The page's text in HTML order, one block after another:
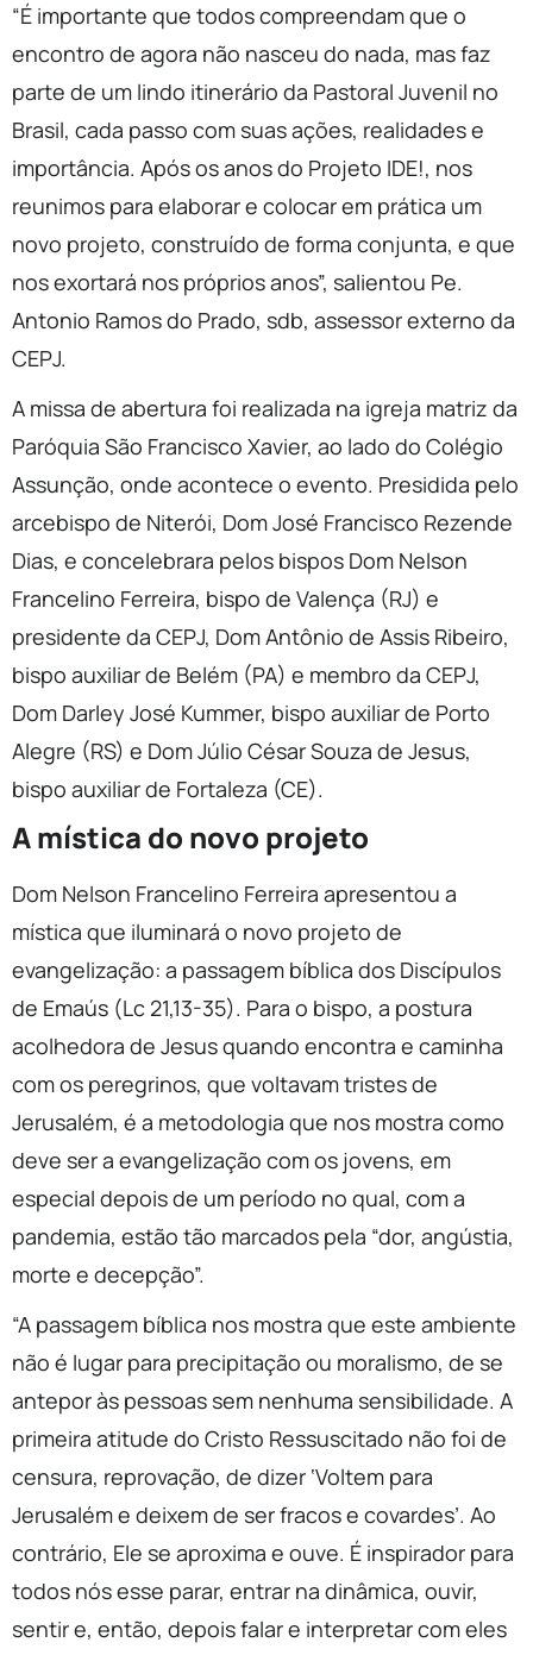
“É importante que todos compreendam que o
encontro de agora não nasceu do nada, mas faz
parte de um lindo itinerário da Pastoral Juvenil no
Brasil, cada passo com suas ações, realidades e
importância. Após os anos do Projeto IDE!, nos
reunimos para elaborar e colocar em prática um
novo projeto, construído de forma conjunta, e que
nos exortará nos próprios anos”, salientou Pe.
Antonio Ramos do Prado, sdb, assessor externo da
CEPJ.
A missa de abertura foi realizada na igreja matriz da
Paróquia São Francisco Xavier, ao lado do Colégio
Assunção, onde acontece o evento. Presidida pelo
arcebispo de Niterói, Dom José Francisco Rezende
Dias, e concelebrara pelos bispos Dom Nelson
Francelino Ferreira, bispo de Valença (RJ) e
presidente da CEPJ, Dom Antônio de Assis Ribeiro,
bispo auxiliar de Belém (PA) e membro da CEPJ,
Dom Darley José Kummer, bispo auxiliar de Porto
Alegre (RS) e Dom Júlio César Souza de Jesus,
bispo auxiliar de Fortaleza (CE).
A mística do novo projeto
Dom Nelson Francelino Ferreira apresentou a
mística que iluminará o novo projeto de
evangelização: a passagem bíblica dos Discípulos
de Emaús (Lc 21,13-35). Para o bispo, a postura
acolhedora de Jesus quando encontra e caminha
com os peregrinos, que voltavam tristes de
Jerusalém, é a metodologia que nos mostra como
deve ser a evangelização com os jovens, em
especial depois de um período no qual, com a
pandemia, estão tão marcados pela “dor, angústia,
morte e decepção”.
“A passagem bíblica nos mostra que este ambiente
não é lugar para precipitação ou moralismo, de se
antepor às pessoas sem nenhuma sensibilidade. A
primeira atitude do Cristo Ressuscitado não foi de
censura, reprovação, de dizer ‘Voltem para
Jerusalém e deixem de ser fracos e covardes’. Ao
contrário, Ele se aproxima e ouve. É inspirador para
todos nós esse parar, entrar na dinâmica, ouvir,
sentir e, então, depois falar e interpretar com eles